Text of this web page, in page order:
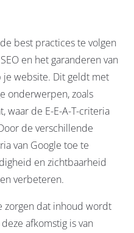
best practices te volgen
en het garanderen van
website. Dit geldt met
onderwerpen, zoals
waar de E-E-A-T-criteria
de verschillende
van Google toe te
en zichtbaarheid
verbeteren.
zorgen dat inhoud wordt
afkomstig is van